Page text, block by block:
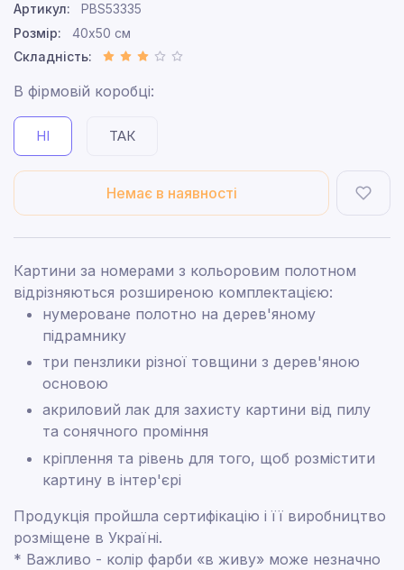
Артикул:
PBS53335
Розмір:
40x50 см
Складність:
В фірмовій коробці:
НІ ТАК
Немає в наявності
Картини за номерами з кольоровим полотном
відрізняються розширеною комплектацією:
нумероване полотно на дерев'яному
підрамнику
три пензлики різної товщини з дерев'яною
основою
акриловий лак для захисту картини від пилу
та сонячного проміння
кріплення та рівень для того, щоб розмістити
картину в інтер'єрі
Продукція пройшла сертифікацію і її виробництво
розміщене в Україні.
* Важливо - колір фарби «в живу» може незначно